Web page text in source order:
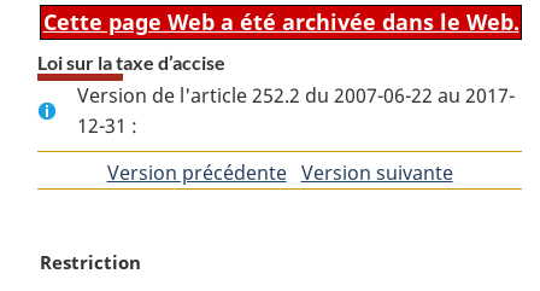
Cette page Web a été archivée dans le Web.
Loi sur la taxe d’accise
Version de l'article 252.2 du 2007-06-22 au 2017-
12-31 :
Version précédentedeVersion suivantede
N
Restriction